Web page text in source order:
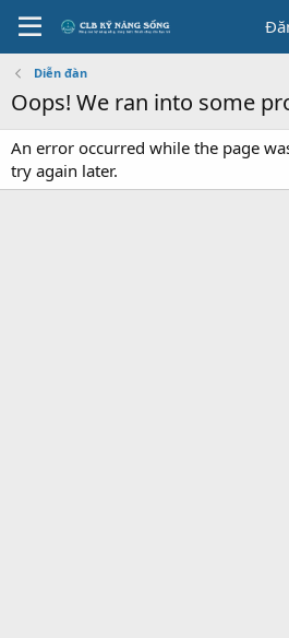
Diễn đàn
Oops! We ran into some
An error occurred while the page
try again later.